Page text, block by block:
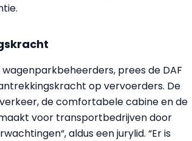
wagenparkbeheerders, prees de DAF
op vervoerders. De
de comfortabele cabine en de
voor transportbedrijven door
aldus een jurylid. “Er is